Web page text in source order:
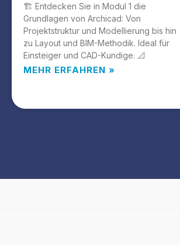
🏗️ Entdecken Sie in Modul 1 die
Grundlagen von Archicad: Von
Projektstruktur und Modellierung bis hin
zu Layout und BIM-Methodik. Ideal für
Einsteiger und CAD-Kundige. 📐
MEHR ERFAHREN »